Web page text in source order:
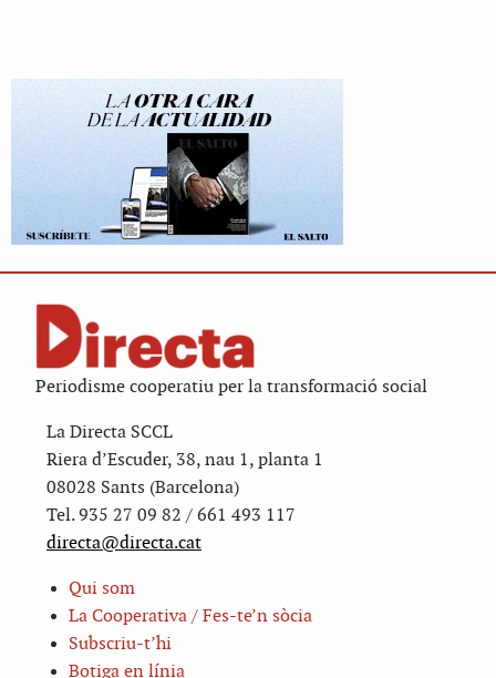
Periodisme cooperatiu per la transformació social
La Directa SCCL
Riera d’Escuder, 38, nau 1, planta 1
08028 Sants (Barcelona)
Tel. 935 27 09 82 / 661 493 117
directa@directa.cat
Qui som
La Cooperativa / Fes-te’n sòcia
Subscriu-t’hi
Botiga en línia